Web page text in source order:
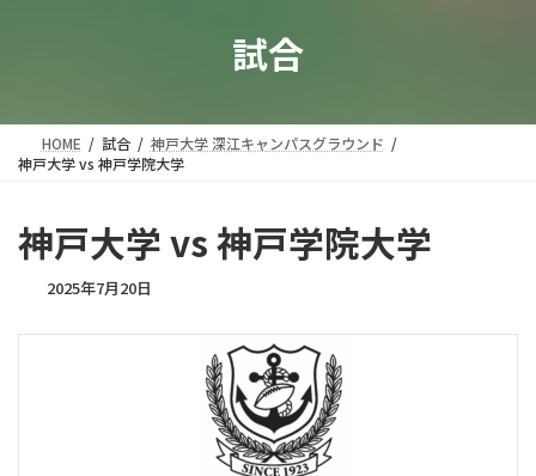
試合
HOME 試合
神戸大学 深江キャンパスグラウンド
神戸大学 vs 神戸学院大学
神戸大学 vs 神戸学院大学
2025年7月20日